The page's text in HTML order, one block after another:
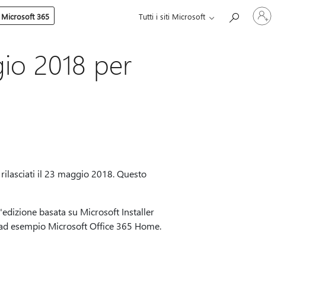
365 Tutti i siti Microsoft
Accedi
con
2018 per
il 23 maggio 2018. Questo
basata su Microsoft Installer
esempio Microsoft Office 365 Home.